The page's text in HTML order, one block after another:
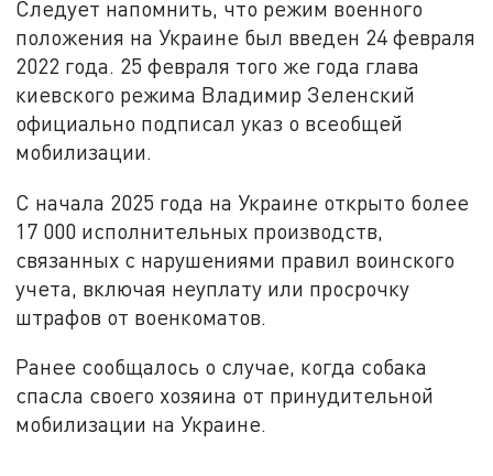
Следует напомнить, что режим военного
положения на Украине был введен 24 февраля
2022 года. 25 февраля того же года глава
киевского режима Владимир Зеленский
официально подписал указ о всеобщей
мобилизации.
С начала 2025 года на Украине открыто более
17 000 исполнительных производств,
связанных с нарушениями правил воинского
учета, включая неуплату или просрочку
штрафов от военкоматов.
Ранее сообщалось о случае, когда собака
спасла своего хозяина от принудительной
мобилизации на Украине.